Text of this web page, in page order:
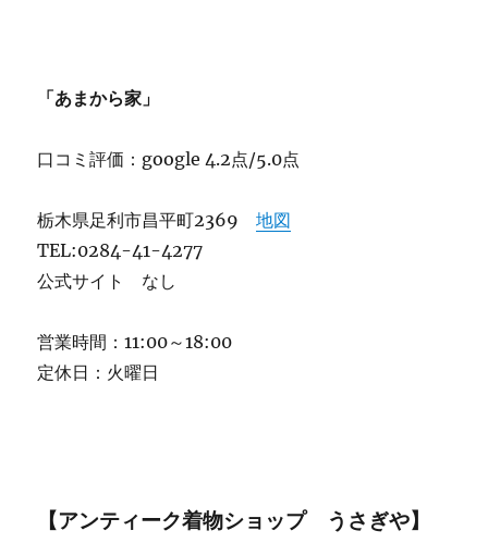
「あまから家」
口コミ評価：google 4.2点/5.0点
栃木県足利市昌平町2369地図
TEL:0284-41-4277
公式サイト なし
営業時間：11:00～18:00
定休日：火曜日
【アンティーク着物ショップ うさぎや】